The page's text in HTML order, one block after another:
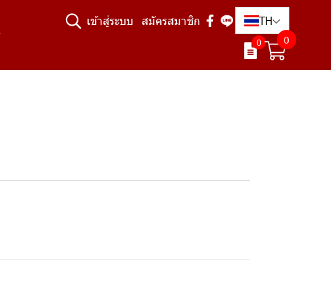
เข้าสู่ระบบ สมัครสมาชิก TH
0 0